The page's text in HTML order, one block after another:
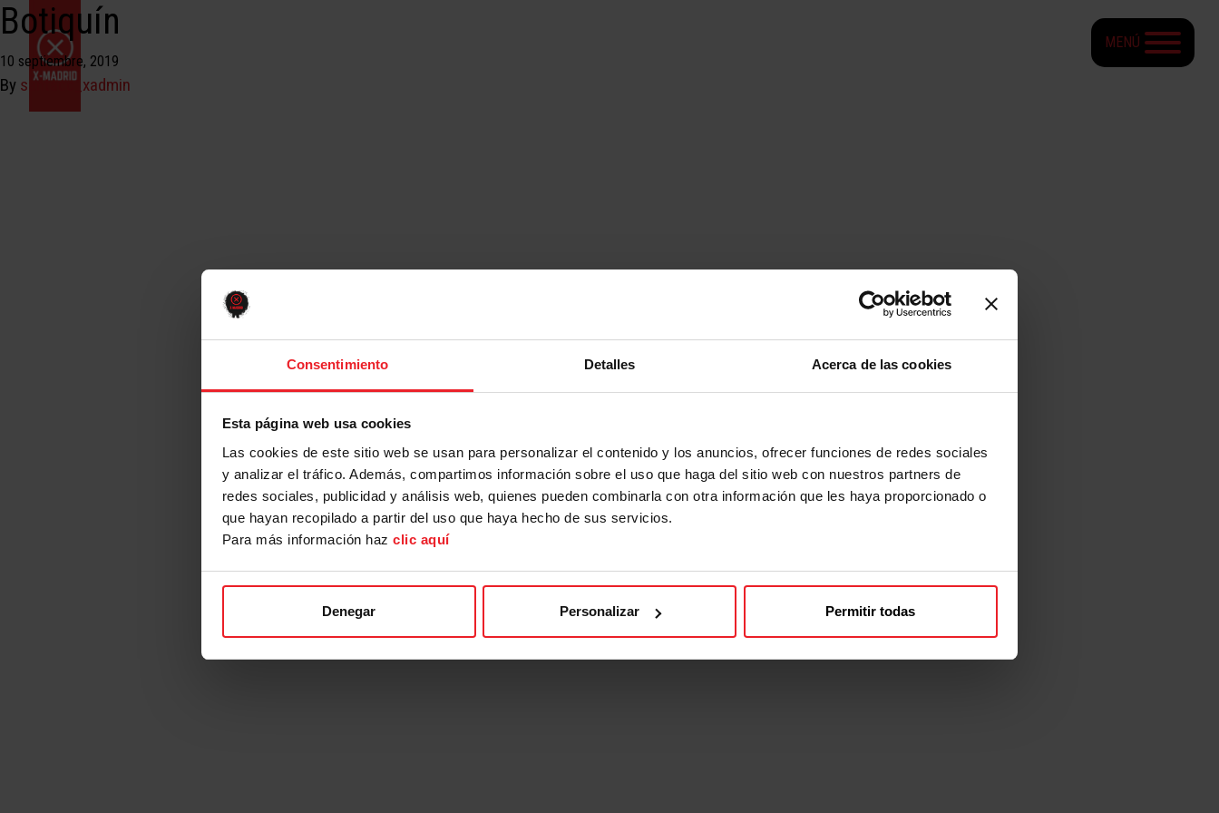
Consentimiento Detalles Acerca de las cookies
Esta página web usa cookies
Las cookies de este sitio web se usan para personalizar el contenido y los anuncios, ofrecer funciones de redes sociales
y analizar el tráfico. Además, compartimos información sobre el uso que haga del sitio web con nuestros partners de
redes sociales, publicidad y análisis web, quienes pueden combinarla con otra información que les haya proporcionado o
que hayan recopilado a partir del uso que haya hecho de sus servicios.
Para más información haz clic aquí
Denegar Personalizar Permitir todas
MENÚ
Botiquín
10 septiembre, 2019
By santacc_xadmin